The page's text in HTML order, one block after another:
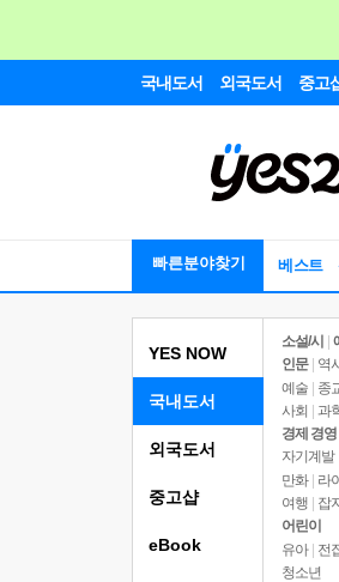
국내도서 외국도서 중고
빠른분야찾기 베스트
YES NOW
국내도서
소설/시
인문
역
예술 | 종
사회 | 과
경제 경영
자기계발
만화 | 라
여행
잡지
어린이
유아 | 전
청소년
외국도서
중고샵
eBook